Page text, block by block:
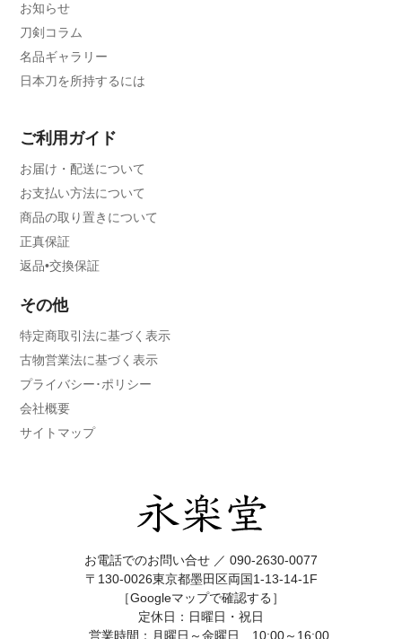
お知らせ
刀剣コラム
名品ギャラリー
日本刀を所持するには
ご利用ガイド
お届け・配送について
お支払い方法について
商品の取り置きについて
正真保証
返品•交換保証
その他
特定商取引法に基づく表示
古物営業法に基づく表示
プライバシー･ポリシー
会社概要
サイトマップ
お電話でのお問い合せ ／ 090-2630-0077
〒130-0026東京都墨田区両国1-13-14-1F
［Googleマップで確認する］
定休日：日曜日・祝日
営業時間：月曜日～金曜日 10:00～16:00